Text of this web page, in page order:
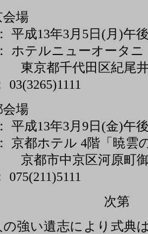
場
平成13年3月5日(月)午
ホテルニューオータニ
都千代田区紀尾井
03(3265)1111
場
平成13年3月9日(金)午
京都ホテル 4階「暁雲
市中京区河原町
075(211)5111
次第
の強い遺志により式典